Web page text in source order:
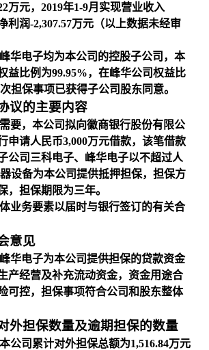
万元，2019年1-9月实现营业收入
利润-2,307.57万元（以上数据未经审
华电子均为本公司的控股子公司，本
益比例为99.95%，在峰华公司权益比
担保事项已获得子公司股东同意。
议的主要内容
要，本公司拟向徽商银行股份有限公
申请人民币3,000万元借款，该笔借款
公司三科电子、峰华电子以不超过人
设备为本公司提供抵押担保，担保方
，担保期限为三年。
业务要素以届时与银行签订的有关合
意见
华电子为本公司提供担保的贷款资金
产经营及补充流动资金，资金用途合
可控，担保事项符合公司和股东整体
外担保数量及逾期担保的数量
公司累计对外担保总额为1,516.84万元